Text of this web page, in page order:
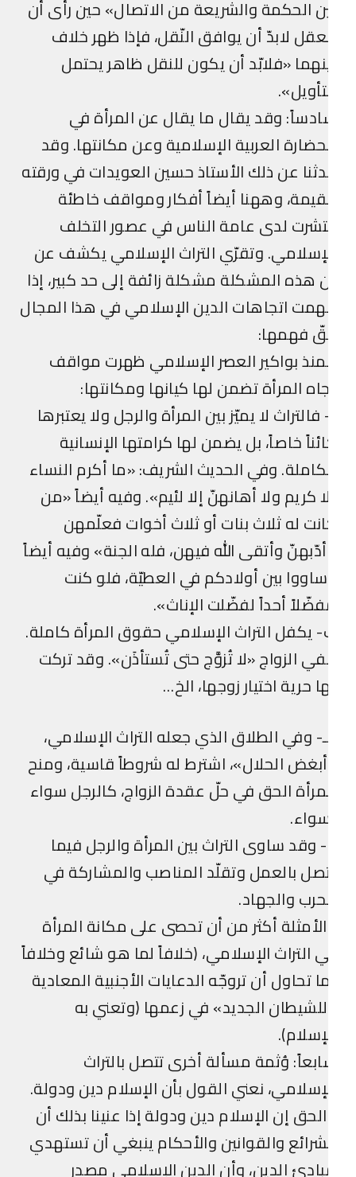
الحكمة والشريعة من الاتصال» حين رأى أن
لابدّ أن يوافق النّقل، فإذا ظهر خلاف
«فلابّد أن يكون للنقل ظاهر يحتمل
وقد يقال ما يقال عن المرأة في
العربية الإسلامية وعن مكانتها. وقد
عن ذلك الأستاذ حسين العويدات في ورقته
وههنا أيضاً أفكار ومواقف خاطئة
لدى عامة الناس في عصور التخلف
وتقرّي التراث الإسلامي يكشف عن
هذه المشكلة مشكلة زائفة إلى حد كبير، إذا
اتجاهات الدين الإسلامي في هذا المجال
فهمها:
بواكير العصر الإسلامي ظهرت مواقف
المرأة تضمن لها كيانها ومكانتها:
فالتراث لا يميّز بين المرأة والرجل ولا يعتبرها
خاصاً، بل يضمن لها كرامتها الإنسانية
وفي الحديث الشريف: «ما أكرم النساء
كريم ولا أهانهنّ إلا لئيم». وفيه أيضاً «من
له ثلاث بنات أو ثلاث أخوات فعلّمهن
وأتقى الله فيهن، فله الجنة» وفيه أيضاً
بين أولادكم في العطيّة، فلو كنت
أحداً لفضّلت الإناث».
يكفل التراث الإسلامي حقوق المرأة كاملة.
الزواج «لا تُزوَّج حتى تُستأذَن». وقد تركت
حرية اختيار زوجها، الخ…
وفي الطلاق الذي جعله التراث الإسلامي،
الحلال»، اشترط له شروطاً قاسية، ومنح
الحق في حلّ عقدة الزواج، كالرجل سواء
وقد ساوى التراث بين المرأة والرجل فيما
بالعمل وتقلّد المناصب والمشاركة في
والجهاد.
أكثر من أن تحصى على مكانة المرأة
التراث الإسلامي، (خلافاً لما هو شائع وخلافاً
تحاول أن تروجّه الدعايات الأجنبية المعادية
الجديد» في زعمها (وتعني به
وُثمة مسألة أخرى تتصل بالتراث
نعني القول بأن الإسلام دين ودولة.
إن الإسلام دين ودولة إذا عنينا بذلك أن
والقوانين والأحكام ينبغي أن تستهدي
الدين، وأن الدين الإسلامي مصدر